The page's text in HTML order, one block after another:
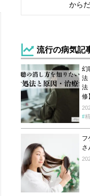
から
流行の病気記
幻
法
法
修】
フ
さ